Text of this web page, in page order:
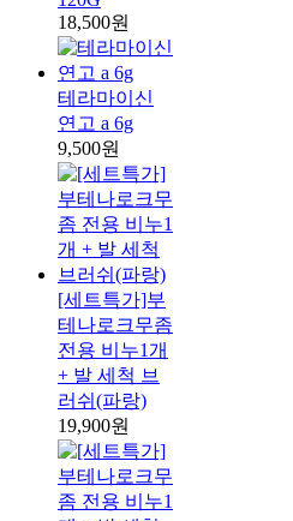
18,500원
테라마이신
연고 a 6g
9,500원
[세트특가]부
테나로크무좀
전용 비누1개
+ 발 세척 브
러쉬(파랑)
19,900원